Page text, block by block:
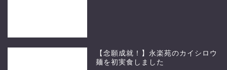
【念願成就！】永楽苑のカイシロウ
麺を初実食しました